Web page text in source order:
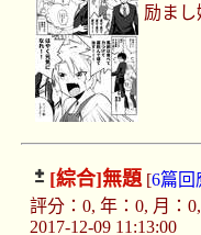
励まし
[綜合]無題[6篇回
評分：0, 年：0, 月：
2017-12-09 11:13:00